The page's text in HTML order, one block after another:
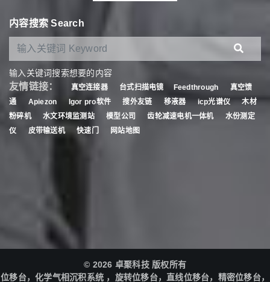
内容搜索 Search
输入关键词搜索想要的内容
友情链接： 真空连接器 台式扫描电镜 Feedthrough
真空馈
通
Apiezon Igor pro软件 搜外友链 移液器 icp光谱仪
木材
粉碎机
水文环境监测站 模型公司 齿轮减速电机一体机
水份测定
仪
皮带输送机 快速门 网站地图
© 2026 卓聚科技 版权所有
位移台，化学气相沉积系统 ，旋转位移台，直线位移台，精密位移台，